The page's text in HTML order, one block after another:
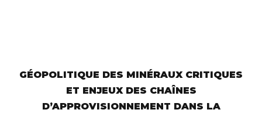
GÉOPOLITIQUE DES MINÉRAUX CRITIQUES
ET ENJEUX DES CHAÎNES
D’APPROVISIONNEMENT DANS LA